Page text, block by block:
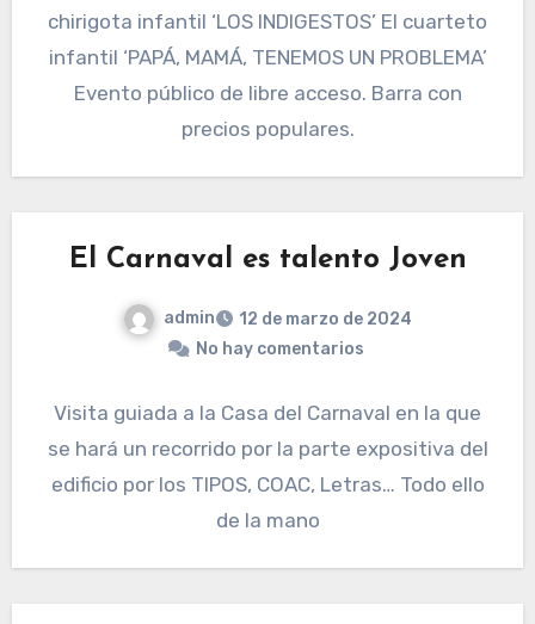
chirigota infantil ‘LOS INDIGESTOS’ El cuarteto
infantil ‘PAPÁ, MAMÁ, TENEMOS UN PROBLEMA’
Evento público de libre acceso. Barra con
precios populares.
El Carnaval es talento Joven
admin
12 de marzo de 2024
No hay comentarios
Visita guiada a la Casa del Carnaval en la que
se hará un recorrido por la parte expositiva del
edificio por los TIPOS, COAC, Letras… Todo ello
de la mano